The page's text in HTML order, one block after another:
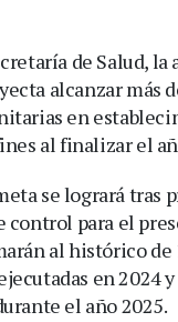
de Salud, la
alcanzar más
en
al finalizar el
se logrará tras
control para el
al histórico de
en 2024 y
el año 2025.